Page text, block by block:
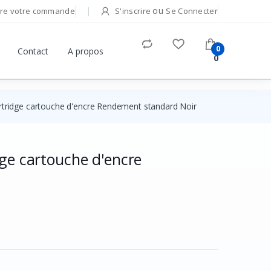
votre commande S'inscrire ou Se Connecter
Contact A propos 0
0
cartouche d'encre Rendement standard Noir
cartouche d'encre